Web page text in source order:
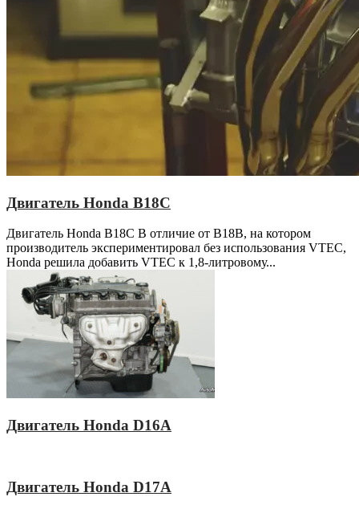
Двигатель Honda B18C
Двигатель Honda B18C В отличие от B18B, на котором
производитель экспериментировал без использования VTEC,
Honda решила добавить VTEC к 1,8-литровому...
Двигатель Honda D16A
Двигатель Honda D17A